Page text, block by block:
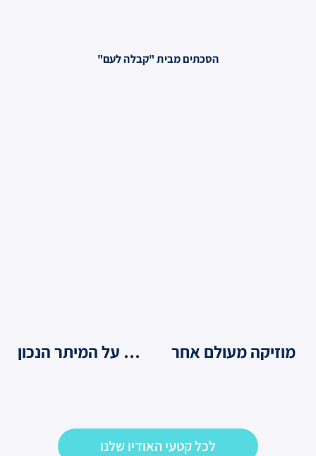
הסכתים מבית "קבלה לעם"
לפרוט על המיתר הנכון מוזיקה מעולם אחר
לכל קטעי האודיו שלנו